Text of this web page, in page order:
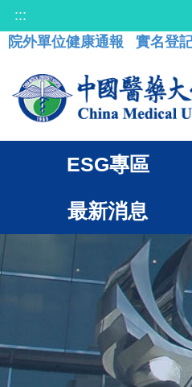
:::
院外單位健康通報
實名登
ESG專區
最新消息